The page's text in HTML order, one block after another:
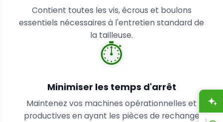
Contient toutes les vis, écrous et boulons
essentiels nécessaires à l'entretien standard de
la tailleuse.
⏱️
Minimiser les temps d'arrêt
Maintenez vos machines opérationnelles et
productives en ayant les pièces de rechange